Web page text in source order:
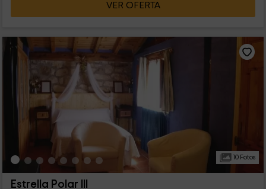
VER OFERTA
10 Fotos
Estrella Polar III